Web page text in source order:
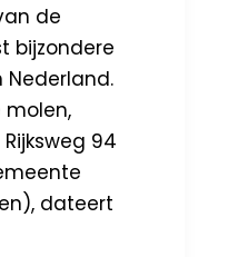
de
bijzondere
molen,
94
dateert